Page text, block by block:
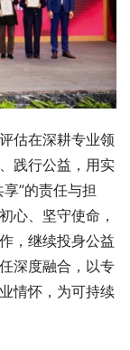
估在深耕专业领
践行公益，用实
”的责任与担
心、坚守使命，
，继续投身公益
深度融合，以专
情怀，为可持续